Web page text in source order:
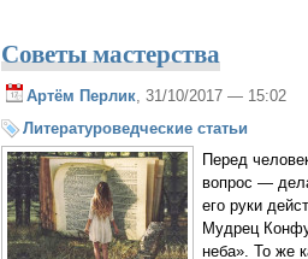
Советы мастерства
Артём Перлик , 31/10/2017 — 15:02
Литературоведческие статьи
Перед
вопрос —
его руки
Мудрец
неба». То же